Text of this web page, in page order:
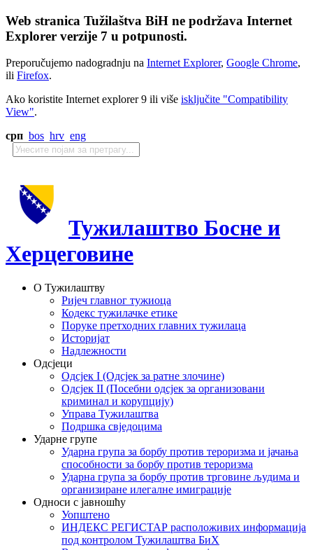
Web stranica Tužilaštva BiH ne podržava Internet
Explorer verzije 7 u potpunosti.
Preporučujemo nadogradnju na Internet Explorer, Google Chrome,
ili Firefox.
Ako koristite Internet explorer 9 ili više isključite "Compatibility
View".
срп bos hrv eng
Тужилаштво Босне и
Херцеговине
О Тужилаштву
Ријеч главног тужиоца
Кодекс тужилачке етике
Поруке претходних главних тужилаца
Историјат
Надлежности
Одсјеци
Одсјек I (Одсјек за ратне злочине)
Одсјек II (Посебни одсјек за организовани
криминал и корупцију)
Управа Тужилаштва
Подршка свједоцима
Ударне групе
Ударна група за борбу против тероризма и јачања
способности за борбу против тероризма
Ударна група за борбу против трговине људима и
организиране илегалне имиграције
Односи с јавношћу
Уопштено
ИНДЕКС РЕГИСТАР расположивих информација
под контролом Тужилаштва БиХ